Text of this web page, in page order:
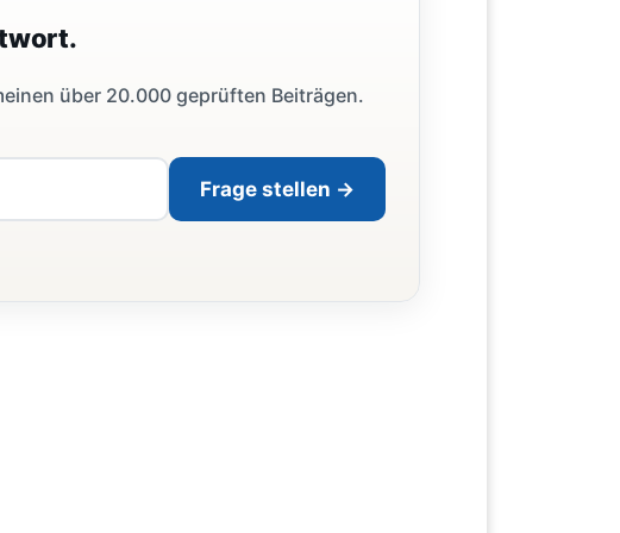
über 20.000 geprüften Beiträgen.
Frage stellen →